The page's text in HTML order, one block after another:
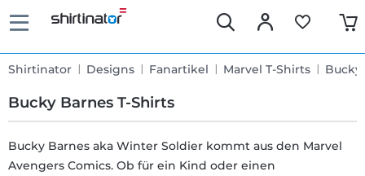
Shirtinator Designs Fanartikel Marvel T-Shirts Bucky
Bucky Barnes T-Shirts
Schnelle
Bucky Barnes aka Winter Soldier kommt aus den Marvel
Avengers Comics. Ob für ein Kind oder einen